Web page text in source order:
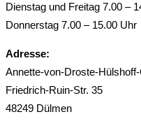
Dienstag und Freitag 7.00 –
Donnerstag 7.00 – 15.00 Uhr
Adresse:
Annette-von-Droste-
Friedrich-Ruin-Str. 35
48249 Dülmen